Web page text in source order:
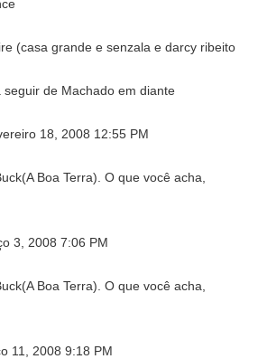
(casa grande e senzala e darcy ribeito
de Machado em diante
18, 2008 12:55 PM
Boa Terra). O que você acha,
3, 2008 7:06 PM
Boa Terra). O que você acha,
11, 2008 9:18 PM